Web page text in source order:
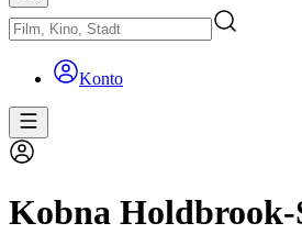
Konto
Kobna